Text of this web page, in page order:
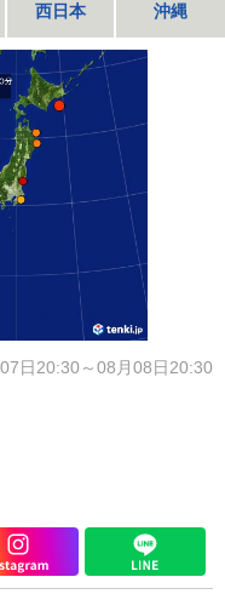
西日本 沖縄
日20:30～08月08日20:30